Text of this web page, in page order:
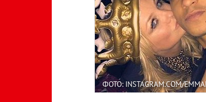
ФОТО: INSTAGRAM.COM/